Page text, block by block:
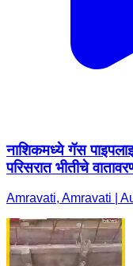
नाशिकमध्ये गॅस
परिसरात भीतीचे
Amravati, Amravati |